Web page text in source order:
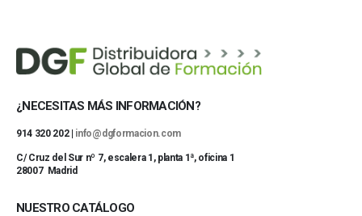
¿NECESITAS MÁS INFORMACIÓN?
914 320 202 | info@dgformacion.com
C/ Cruz del Sur nº 7, escalera 1, planta 1ª, oficina 1
28007 Madrid
NUESTRO CATÁLOGO